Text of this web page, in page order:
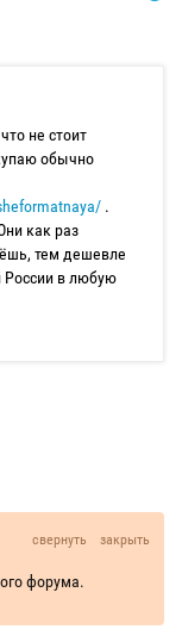
не стоит
обычно
.
как раз
тем дешевле
России в любую
свернуть закрыть
форума.